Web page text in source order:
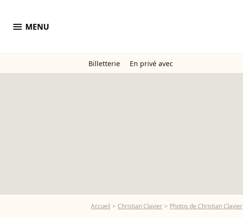
menu MENU
Billetterie En privé avec
Accueil Christian Clavier Photos de Christian Clavier